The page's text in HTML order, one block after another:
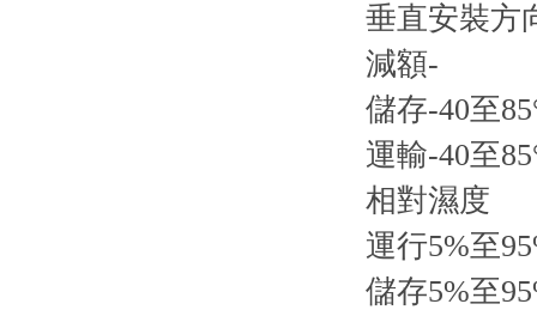
垂直安裝方
減額-
儲存-40至
運輸-40至
相對濕度
運行5%至
儲存5%至